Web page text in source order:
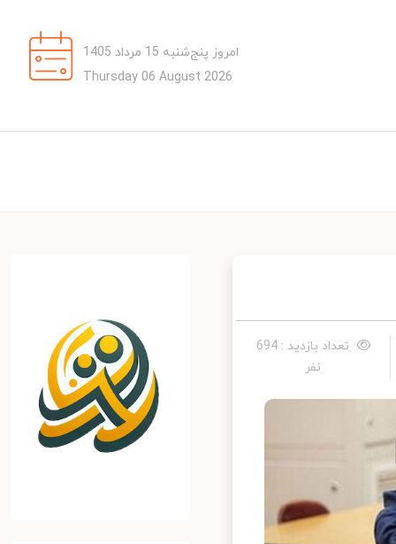
امروز پنج‌شنبه 15 مرداد 1405
Thursday 06 August 2026
تعداد بازدید : 694
نفر